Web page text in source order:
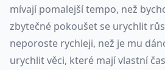
mívají pomalejší tempo, než
zbytečné pokoušet se urychlit
neporoste rychleji, než je mu
urychlit věci, které mají vlastní